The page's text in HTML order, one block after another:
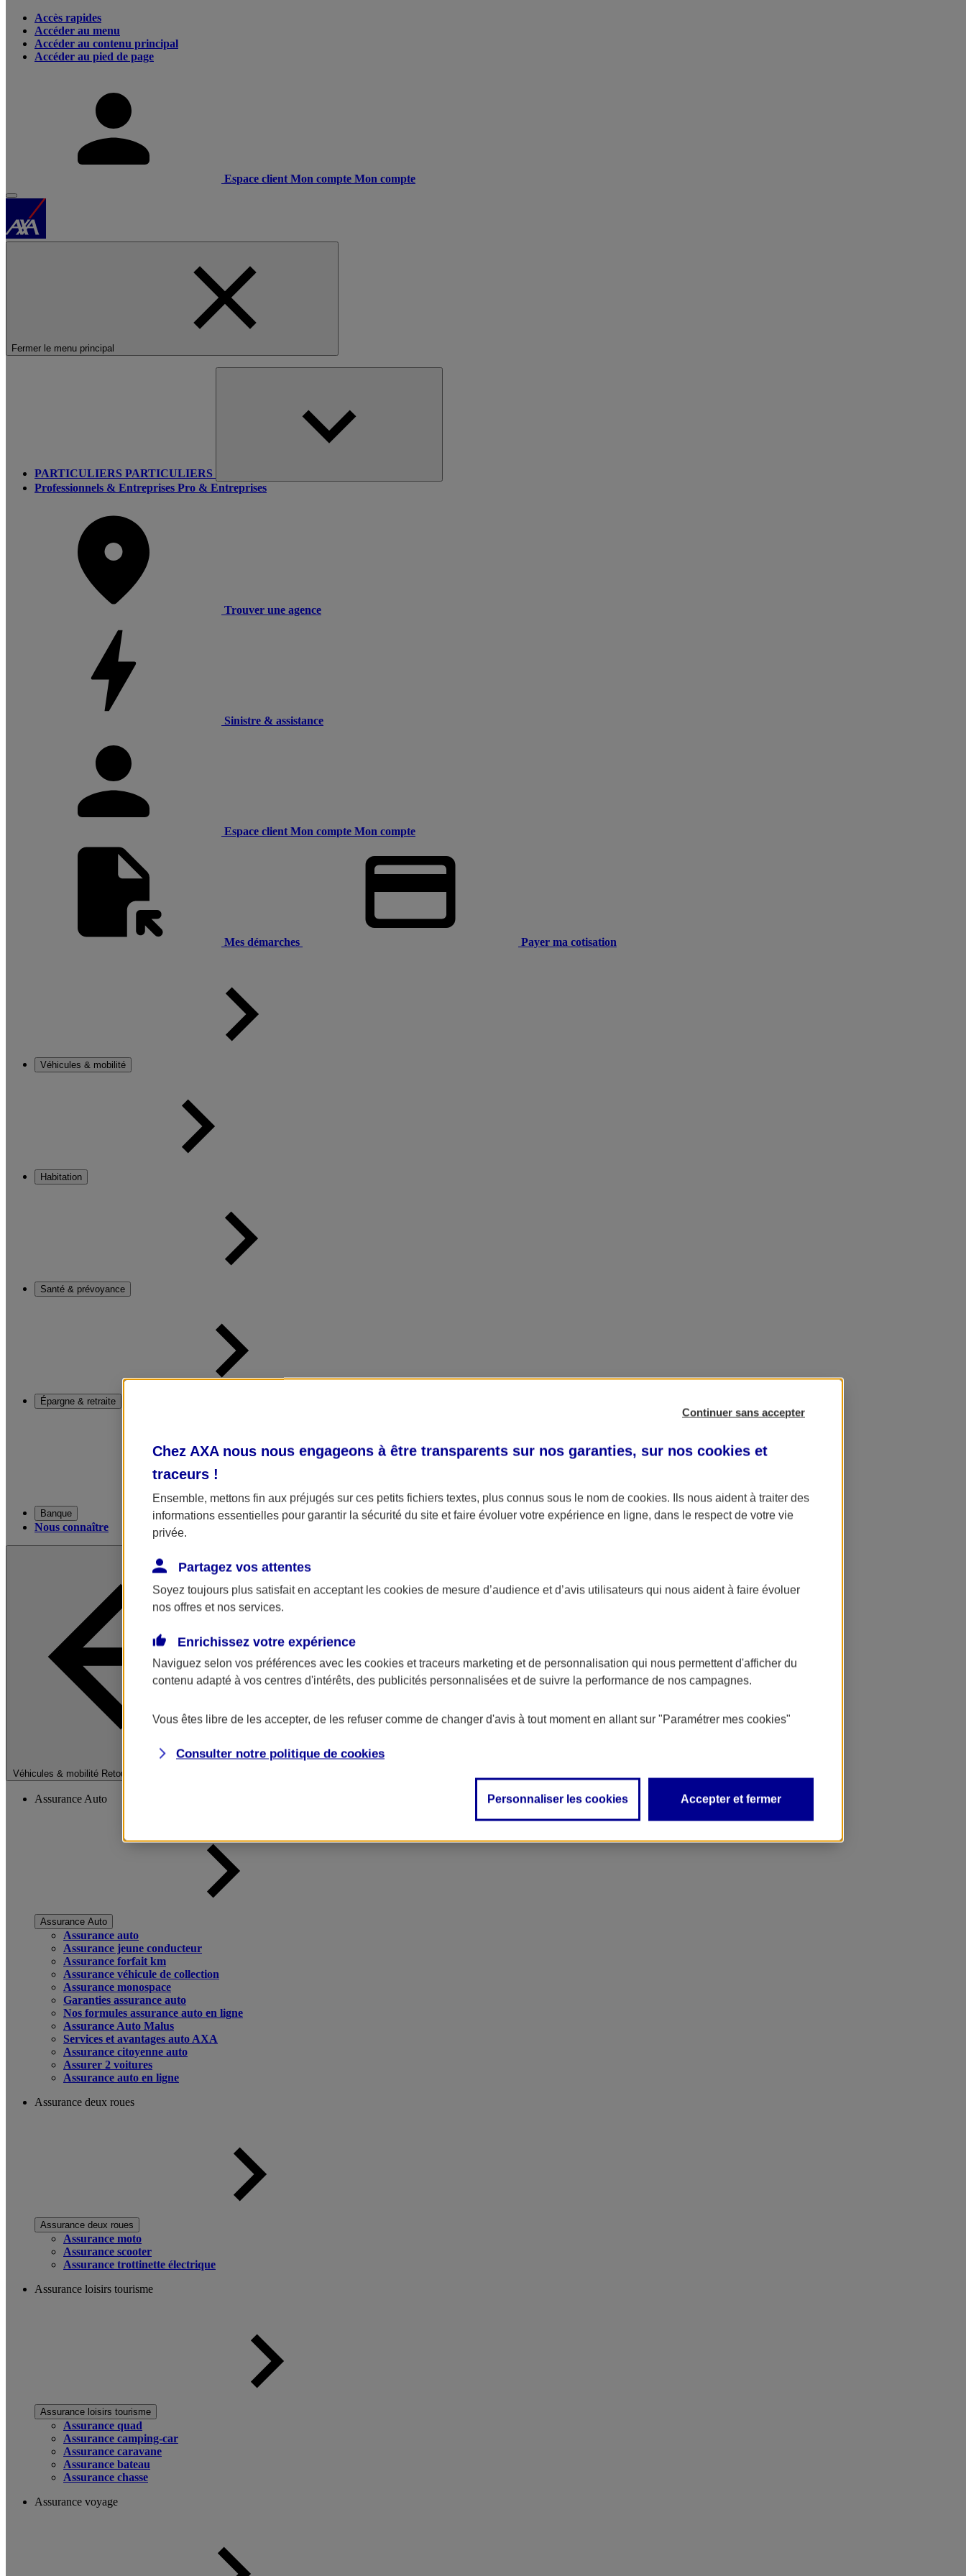
Accès rapides
Accéder au menu
Accéder au contenu principal
Accéder au pied de page
Espace client Mon compte Mon compte
Fermer le menu principal
PARTICULIERS PARTICULIERS
Professionnels & Entreprises Pro & Entreprises
Trouver une agence
Sinistre & assistance
Espace client Mon compte Mon compte
Mes démarches Payer ma cotisation
Véhicules & mobilité
Habitation
Santé & prévoyance
Épargne & retraite
Banque
Nous connaître
Véhicules & mobilité Retour à la section précédente
Fermer le menu principal
Assurance Auto
Assurance Auto
Assurance auto
Assurance jeune conducteur
Assurance forfait km
Assurance véhicule de collection
Assurance monospace
Garanties assurance auto
Nos formules assurance auto en ligne
Assurance Auto Malus
Services et avantages auto AXA
Assurance citoyenne auto
Assurer 2 voitures
Assurance auto en ligne
Assurance deux roues
Assurance deux roues
Assurance moto
Assurance scooter
Assurance trottinette électrique
Assurance loisirs tourisme
Assurance loisirs tourisme
Assurance quad
Assurance camping-car
Assurance caravane
Assurance bateau
Assurance chasse
Assurance voyage
Continuer sans accepter
Chez AXA nous nous engageons à être transparents sur nos garanties, sur nos cookies et
traceurs !
Ensemble, mettons fin aux préjugés sur ces petits fichiers textes, plus connus sous le nom de cookies. Ils nous aident à traiter des
informations essentielles pour garantir la sécurité du site et faire évoluer votre expérience en ligne, dans le respect de votre vie
privée.
Partagez vos attentes
Soyez toujours plus satisfait en acceptant les cookies de mesure d’audience et d’avis utilisateurs qui nous aident à faire évoluer
nos offres et nos services.
Enrichissez votre expérience
Naviguez selon vos préférences avec les cookies et traceurs marketing et de personnalisation qui nous permettent d'afficher du
contenu adapté à vos centres d'intérêts, des publicités personnalisées et de suivre la performance de nos campagnes.
Vous êtes libre de les accepter, de les refuser comme de changer d'avis à tout moment en allant sur "Paramétrer mes cookies"
Consulter notre politique de cookies
Personnaliser les cookies Accepter et fermer